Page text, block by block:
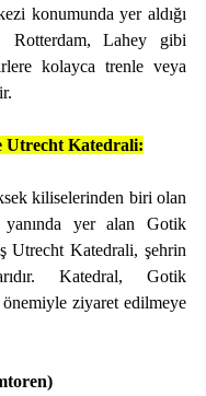
konumunda yer aldığı
Rotterdam, Lahey gibi
kolayca trenle veya
Utrecht Katedrali:
kiliselerinden biri olan
yer alan Gotik
Utrecht Katedrali, şehrin
Katedral, Gotik
ziyaret edilmeye